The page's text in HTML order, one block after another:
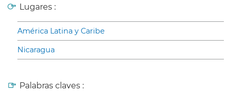
Lugares :
América Latina y Caribe
Nicaragua
Palabras claves :